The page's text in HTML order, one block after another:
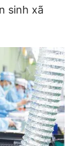
sinh xã